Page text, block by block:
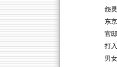
怨
东
官
打
男